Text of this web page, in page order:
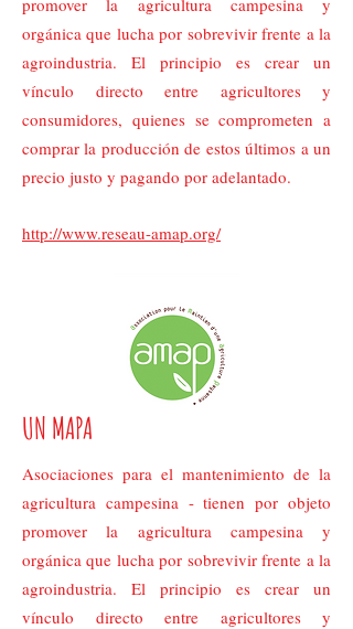
promover la agricultura campesina y
orgánica que lucha por sobrevivir frente a la
agroindustria. El principio es crear un
vínculo directo entre agricultores y
consumidores, quienes se comprometen a
comprar la producción de estos últimos a un
precio justo y pagando por adelantado.
http://www.reseau-amap.org/
UN MAPA
Asociaciones para el mantenimiento de la
agricultura campesina - tienen por objeto
promover la agricultura campesina y
orgánica que lucha por sobrevivir frente a la
agroindustria. El principio es crear un
vínculo directo entre agricultores y